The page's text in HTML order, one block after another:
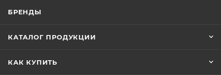
БРЕНДЫ
КАТАЛОГ ПРОДУКЦИИ
КАК КУПИТЬ